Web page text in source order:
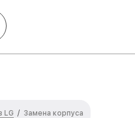
LG / Замена корпуса